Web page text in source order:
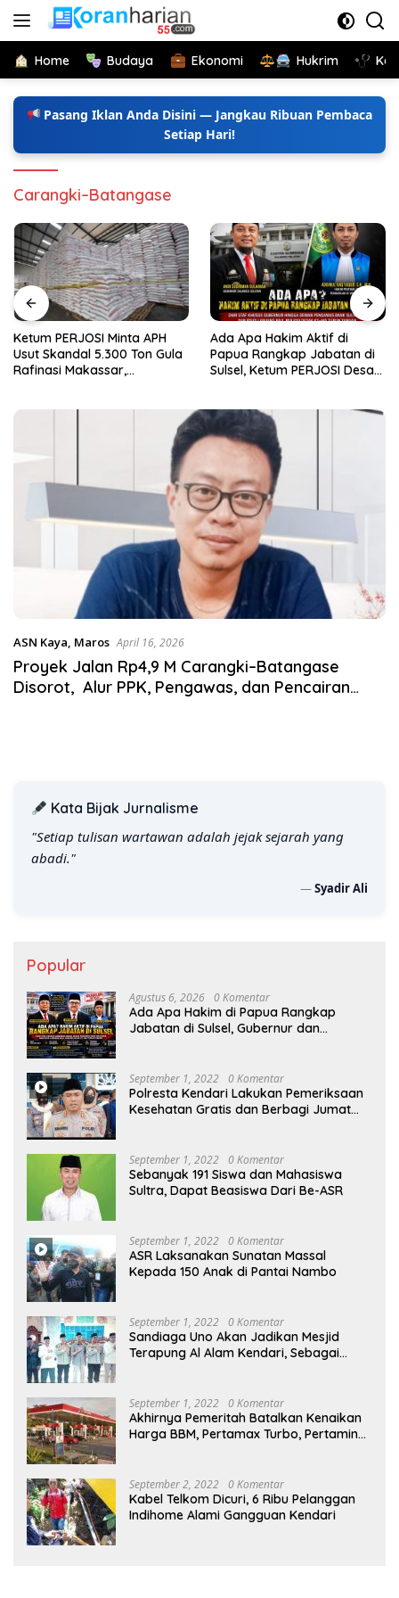
Langsung
Home Budaya Ekonomi Hukrim
Pasang Iklan Anda Disini — Jangkau Ribuan Pembaca
Setiap Hari!
Carangki–Batangase
Ketum PERJOSI Minta APH
Usut Skandal 5.300 Ton Gula
Rafinasi Makassar,
Ada Apa Hakim Aktif di
Papua Rangkap Jabatan di
Sulsel, Ketum PERJOSI Desak
ASN Kaya, Maros April 16, 2026
Proyek Jalan Rp4,9 M Carangki–Batangase
Disorot, Alur PPK, Pengawas, dan Pencairan
Kata Bijak Jurnalisme
"Setiap tulisan wartawan adalah jejak sejarah yang
abadi."
—Syadir Ali
Popular
Agustus 6, 2026 0 Komentar
Ada Apa Hakim di Papua Rangkap
Jabatan di Sulsel, Gubernur dan
September 1, 2022 0 Komentar
Polresta Kendari Lakukan Pemeriksaan
Kesehatan Gratis dan Berbagi Jumat
September 1, 2022 0 Komentar
Sebanyak 191 Siswa dan Mahasiswa
Sultra, Dapat Beasiswa Dari Be-ASR
September 1, 2022 0 Komentar
ASR Laksanakan Sunatan Massal
Kepada 150 Anak di Pantai Nambo
September 1, 2022 0 Komentar
Sandiaga Uno Akan Jadikan Mesjid
Terapung Al Alam Kendari, Sebagai
September 1, 2022 0 Komentar
Akhirnya Pemeritah Batalkan Kenaikan
Harga BBM, Pertamax Turbo, Pertamina
September 2, 2022 0 Komentar
Kabel Telkom Dicuri, 6 Ribu Pelanggan
Indihome Alami Gangguan Kendari